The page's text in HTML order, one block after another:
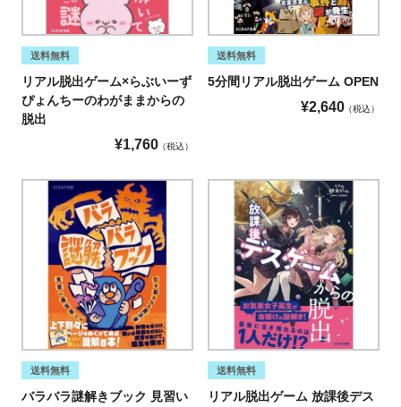
送料無料
リアル脱出ゲーム×らぶいーず
ぴょんちーのわがままからの
脱出
¥1,760 税込
送料無料
5分間リアル脱出ゲーム OPEN
¥2,640 税込
送料無料
バラバラ謎解きブック 見習い
送料無料
リアル脱出ゲーム 放課後デス